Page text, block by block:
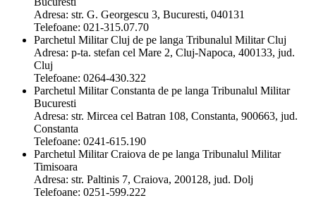
Adresa: str. G. Georgescu 3, Bucuresti, 040131
Telefoane: 021-315.07.70
Parchetul Militar Cluj de pe langa Tribunalul Militar Cluj
Adresa: p-ta. stefan cel Mare 2, Cluj-Napoca, 400133, jud.
Cluj
Telefoane: 0264-430.322
Parchetul Militar Constanta de pe langa Tribunalul Militar
Bucuresti
Adresa: str. Mircea cel Batran 108, Constanta, 900663, jud.
Constanta
Telefoane: 0241-615.190
Parchetul Militar Craiova de pe langa Tribunalul Militar
Timisoara
Adresa: str. Paltinis 7, Craiova, 200128, jud. Dolj
Telefoane: 0251-599.222